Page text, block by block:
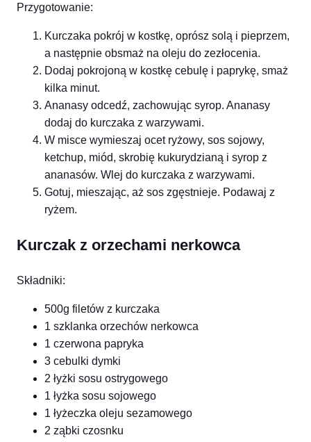
Przygotowanie:
Kurczaka pokrój w kostkę, oprósz solą i pieprzem,
a następnie obsmaż na oleju do zezłocenia.
Dodaj pokrojoną w kostkę cebulę i paprykę, smaż
kilka minut.
Ananasy odcedź, zachowując syrop. Ananasy
dodaj do kurczaka z warzywami.
W misce wymieszaj ocet ryżowy, sos sojowy,
ketchup, miód, skrobię kukurydzianą i syrop z
ananasów. Wlej do kurczaka z warzywami.
Gotuj, mieszając, aż sos zgęstnieje. Podawaj z
ryżem.
Kurczak z orzechami nerkowca
Składniki:
500g filetów z kurczaka
1 szklanka orzechów nerkowca
1 czerwona papryka
3 cebulki dymki
2 łyżki sosu ostrygowego
1 łyżka sosu sojowego
1 łyżeczka oleju sezamowego
2 ząbki czosnku